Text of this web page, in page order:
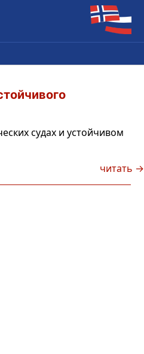
судах и устойчивом
читать →